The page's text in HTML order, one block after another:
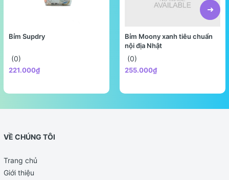
Bỉm Supdry
(0)
221.000₫
Bỉm Moony xanh tiêu chuẩn
nội địa Nhật
(0)
255.000₫
VỀ CHÚNG TÔI
Trang chủ
Giới thiệu